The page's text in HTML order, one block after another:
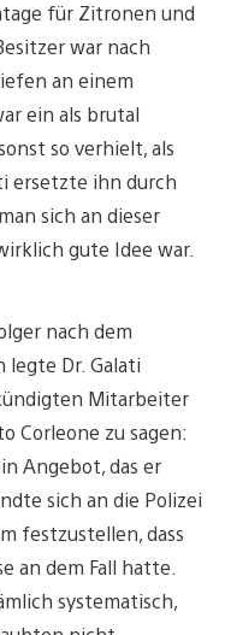
für Zitronen und
war nach
an einem
ein als brutal
so verhielt, als
ersetzte ihn durch
sich an dieser
gute Idee war.
nach dem
legte Dr. Galati
Mitarbeiter
Corleone zu sagen:
Angebot, das er
sich an die Polizei
festzustellen, dass
an dem Fall hatte.
systematisch,